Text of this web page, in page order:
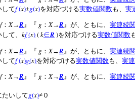
してf(x)±g(x)を対応づける実数値関数も、 実
f：X→R』『 g ：X→R』が、ともに、 実連続
て、 kf(x)(k∈R )を対応づける実数値関数
f：X→R』『 g ：X→R』が、ともに、 実連続
してf(x)g(x)を対応づける実数値関数も、 実
f：X→R』『 g ：X→R』が、ともに、 実連続
たいしてg(x)≠０